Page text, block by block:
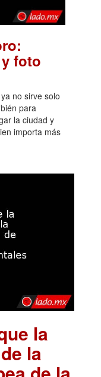
foto
no sirve solo
para
la ciudad y
importa más
la
la